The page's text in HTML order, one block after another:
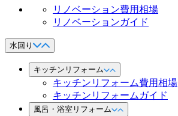
リノベーション費用相場
リノベーションガイド
水回り
キッチンリフォーム
キッチンリフォーム費用相場
キッチンリフォームガイド
風呂・浴室リフォーム